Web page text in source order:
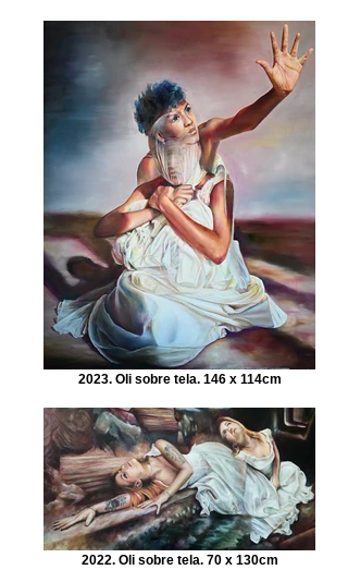
2023. Oli sobre tela. 146 x 114cm
2022. Oli sobre tela. 70 x 130cm